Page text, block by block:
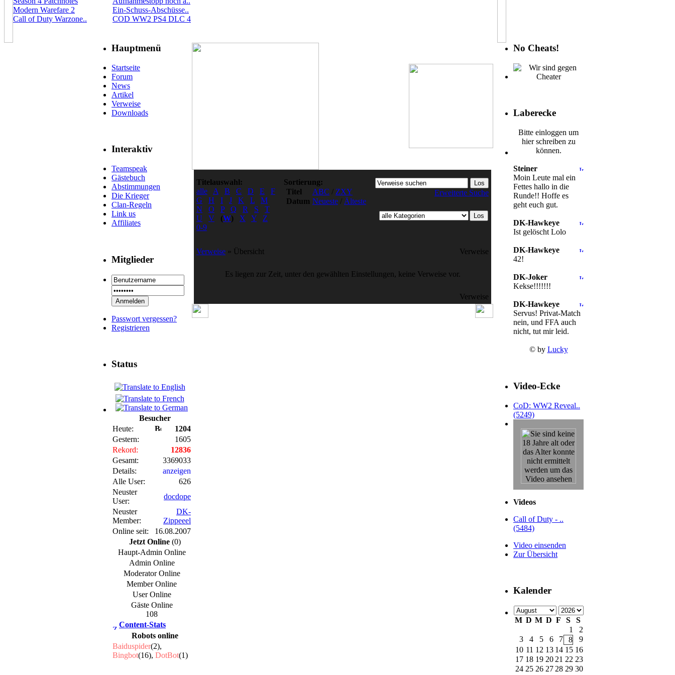
Modern Warefare 2
Call of Duty Warzone..
Ein-Schuss-Abschüsse..
COD WW2 PS4 DLC 4
Hauptmenü
Startseite
Forum
News
Artikel
Verweise
Downloads
Interaktiv
Teamspeak
Gästebuch
Abstimmungen
Die Krieger
Clan-Regeln
Link us
Affiliates
Mitglieder
Passwort vergessen?
Registrieren
Status
Besucher
Heute:
1204
Gestern:
1605
Rekord:
12836
Gesamt:
3369033
Details:
anzeigen
Alle User:
626
Neuster
User:
docdope
Neuster
Member:
DK-
Zippeeel
Online seit:
16.08.2007
Jetzt Online (0)
Haupt-Admin Online
Admin Online
Moderator Online
Member Online
User Online
Gäste Online
108
Content-Stats
Robots online
Baiduspider(2),
Bingbot(16), DotBot(1)
Titelauswahl:
alle
A B C D E
F
G
H I J K L
M
N
O P Q R S
T
U
V (W) X Y
Z
0-9
Sortierung:
Titel
ABC / ZXY
Datum Neueste / Älteste
Erweiterte Suche
Verweise » Übersicht Verweise
Es liegen zur Zeit, unter den gewählten Einstellungen, keine Verweise vor.
Verweise
No Cheats!
Laberecke
Bitte einloggen um
hier schreiben zu
können.
Steiner
Moin Leute mal ein
Fettes hallo in die
Runde!! Hoffe es
geht euch gut.
DK-Hawkeye
Ist gelöscht Lolo
DK-Hawkeye
42!
DK-Joker
Kekse!!!!!!!
DK-Hawkeye
Servus! Privat-Match
nein, und FFA auch
nicht, tut mir leid.
© by Lucky
Video-Ecke
CoD: WW2 Reveal..
(5249)
Videos
Call of Duty - ..
(5484)
Video einsenden
Zur Übersicht
Kalender
M D M D F S
S
1
2
3
4 5 6 7 8
9
10 11 12 13 14 15 16
17 18 19 20 21 22 23
24 25 26 27 28 29 30